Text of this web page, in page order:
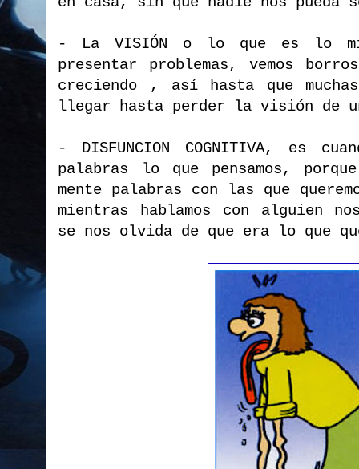
- La VISIÓN o lo que es lo
presentar problemas, vemos
creciendo , así hasta que
llegar hasta perder la visión de
- DISFUNCION COGNITIVA, es
palabras lo que pensamos,
mente palabras con las que
mientras hablamos con alguien
se nos olvida de que era lo que